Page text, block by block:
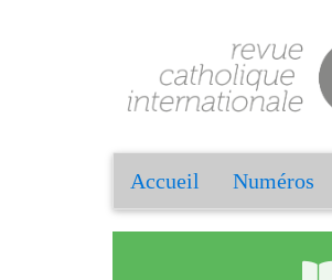
Accueil Numéros